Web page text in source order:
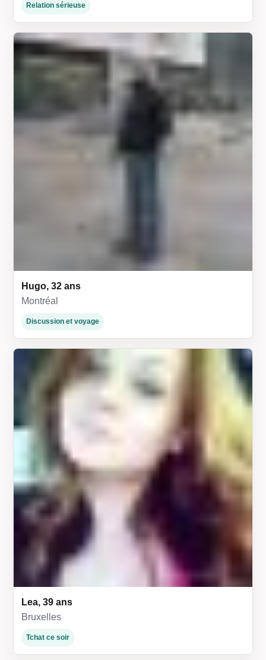
Relation sérieuse
Hugo, 32 ans
Montréal
Discussion et voyage
Lea, 39 ans
Bruxelles
Tchat ce soir